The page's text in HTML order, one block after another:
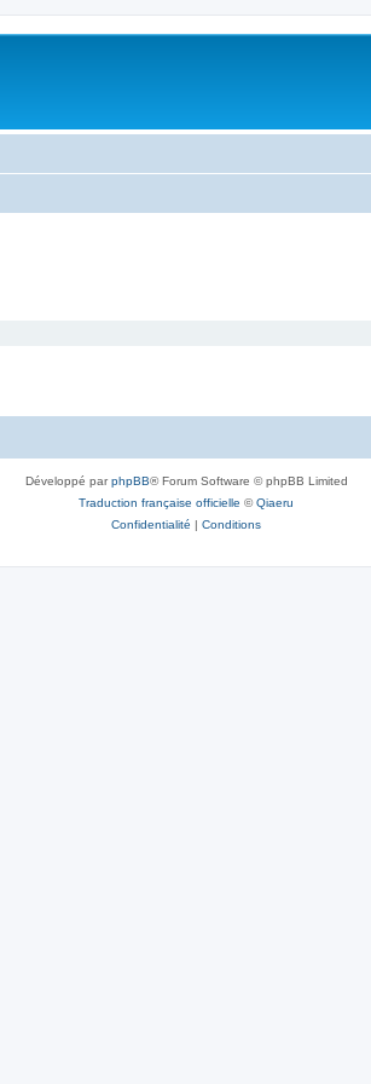
Développé parphpBB® Forum Software © phpBB Limited
Traduction française officielle ©Qiaeru
Confidentialité | Conditions